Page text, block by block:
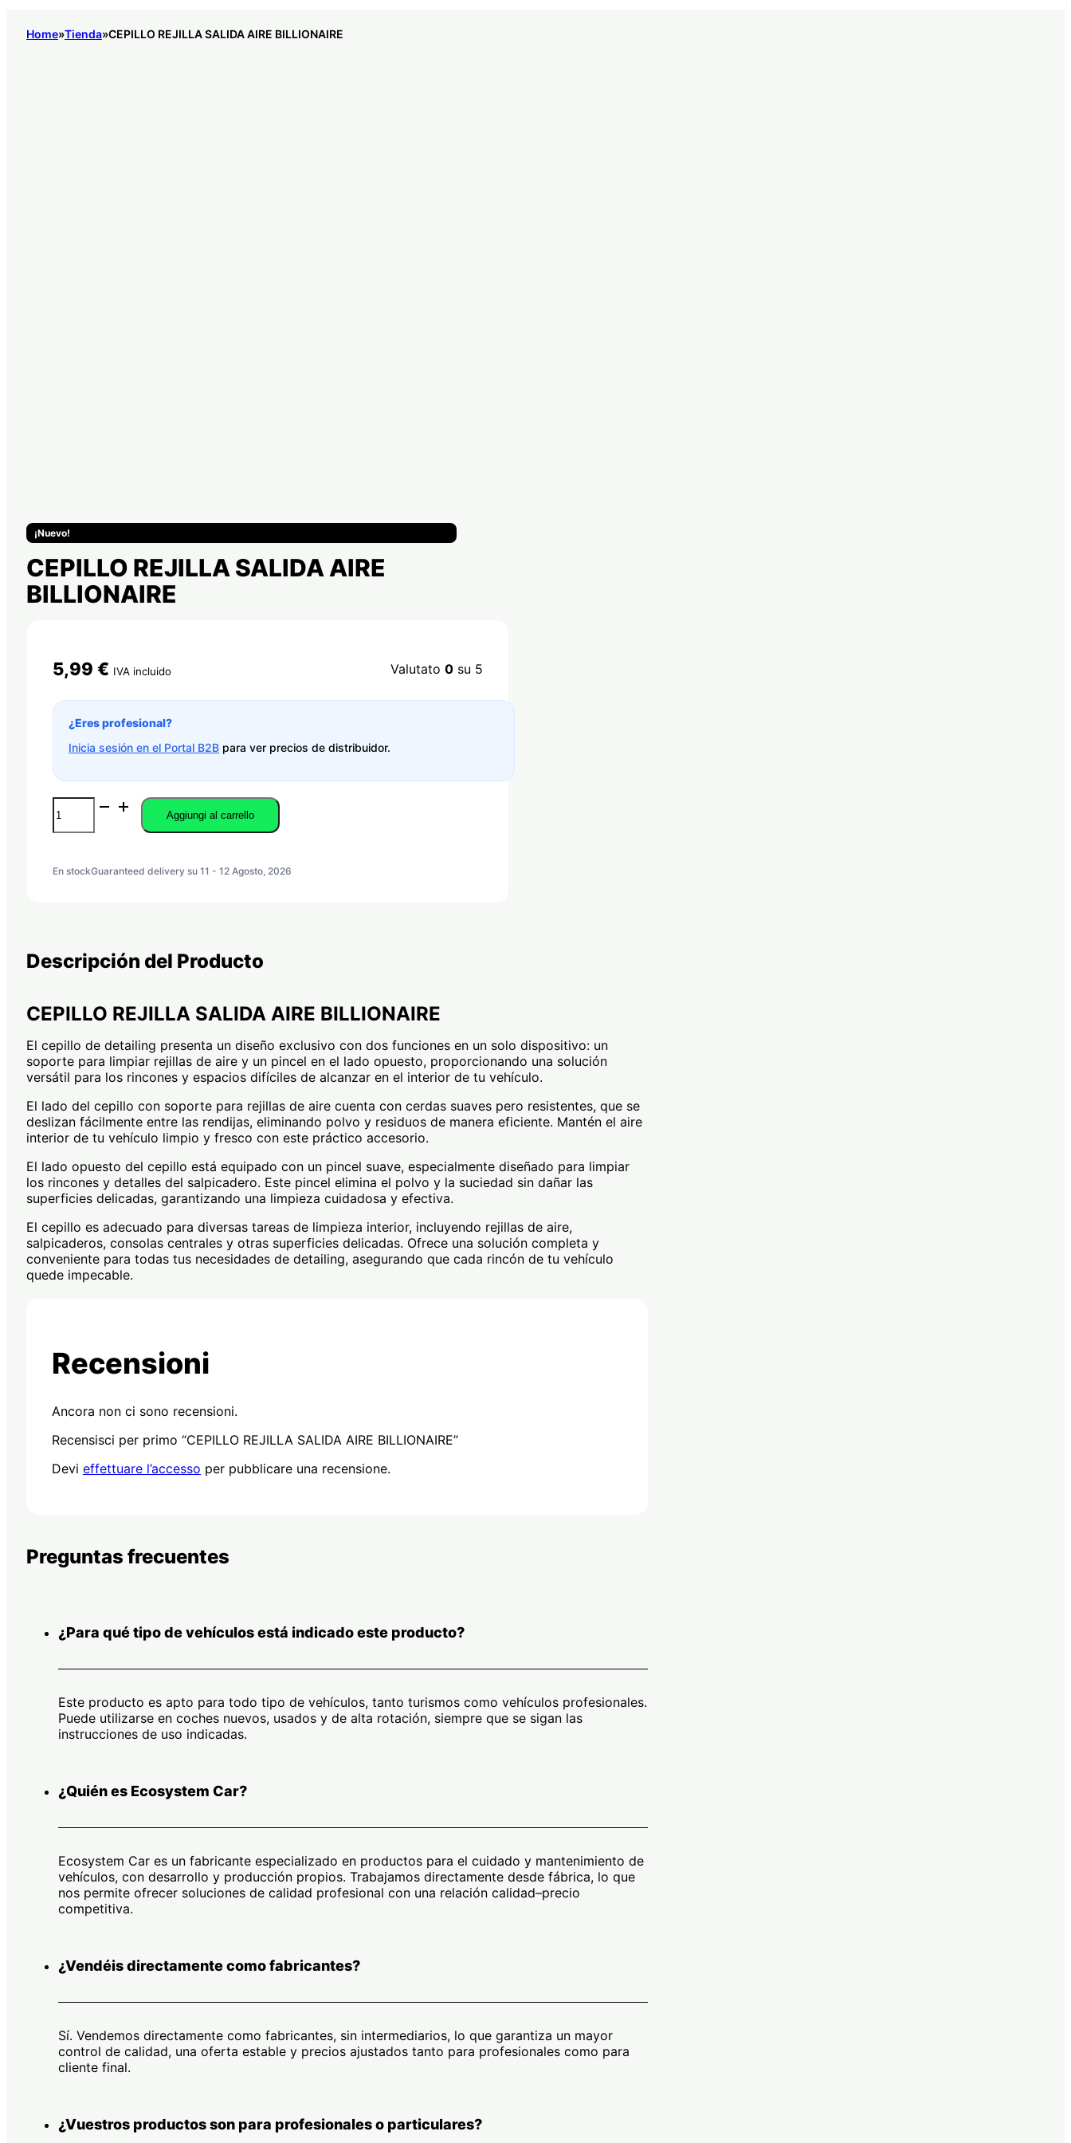
Home Tienda CEPILLO REJILLA SALIDA AIRE BILLIONAIRE
¡Nuevo!
CEPILLO REJILLA SALIDA AIRE
BILLIONAIRE
5,99 € IVA incluido Valutato 0 su 5
¿Eres profesional?
Inicia sesión en el Portal B2B para ver precios de distribuidor.
CEPILLO
REJILLA
SALIDA
BILLIONAIRE
Aggiungi al carrello
En stockGuaranteed delivery su 11 - 12 Agosto, 2026
Descripción del Producto
CEPILLO REJILLA SALIDA AIRE BILLIONAIRE
El cepillo de detailing presenta un diseño exclusivo con dos funciones en un solo dispositivo: un
soporte para limpiar rejillas de aire y un pincel en el lado opuesto, proporcionando una solución
versátil para los rincones y espacios difíciles de alcanzar en el interior de tu vehículo.
El lado del cepillo con soporte para rejillas de aire cuenta con cerdas suaves pero resistentes, que se
deslizan fácilmente entre las rendijas, eliminando polvo y residuos de manera eficiente. Mantén el aire
interior de tu vehículo limpio y fresco con este práctico accesorio.
El lado opuesto del cepillo está equipado con un pincel suave, especialmente diseñado para limpiar
los rincones y detalles del salpicadero. Este pincel elimina el polvo y la suciedad sin dañar las
superficies delicadas, garantizando una limpieza cuidadosa y efectiva.
El cepillo es adecuado para diversas tareas de limpieza interior, incluyendo rejillas de aire,
salpicaderos, consolas centrales y otras superficies delicadas. Ofrece una solución completa y
conveniente para todas tus necesidades de detailing, asegurando que cada rincón de tu vehículo
quede impecable.
Recensioni
Ancora non ci sono recensioni.
Recensisci per primo “CEPILLO REJILLA SALIDA AIRE BILLIONAIRE”
Devi effettuare l’accesso per pubblicare una recensione.
Preguntas frecuentes
¿Para qué tipo de vehículos está indicado este producto?
Este producto es apto para todo tipo de vehículos, tanto turismos como vehículos profesionales.
Puede utilizarse en coches nuevos, usados y de alta rotación, siempre que se sigan las
instrucciones de uso indicadas.
¿Quién es Ecosystem Car?
Ecosystem Car es un fabricante especializado en productos para el cuidado y mantenimiento de
vehículos, con desarrollo y producción propios. Trabajamos directamente desde fábrica, lo que
nos permite ofrecer soluciones de calidad profesional con una relación calidad–precio
competitiva.
¿Vendéis directamente como fabricantes?
Sí. Vendemos directamente como fabricantes, sin intermediarios, lo que garantiza un mayor
control de calidad, una oferta estable y precios ajustados tanto para profesionales como para
cliente final.
¿Vuestros productos son para profesionales o particulares?